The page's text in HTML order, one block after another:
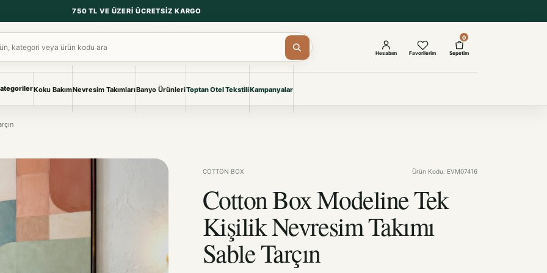
750 TL VE ÜZERI ÜCRETSIZ KARGO
Bebek Ürünleri
Pijama & Ev Giyimi KURUMSAL ÇÖZÜMLER
Projelere özel, dayanıklı tekstil
seçkileri.
Koku BakımNevresim TakımlarıBanyo ÜrünleriToptan Otel TekstiliKampanyalar
Hesabım Favorilerim
0
Sepetim
COTTON BOX Ürün Kodu: EVM07416
Cotton Box Modeline Tek
Kişilik Nevresim Takımı
Sable Tarçın